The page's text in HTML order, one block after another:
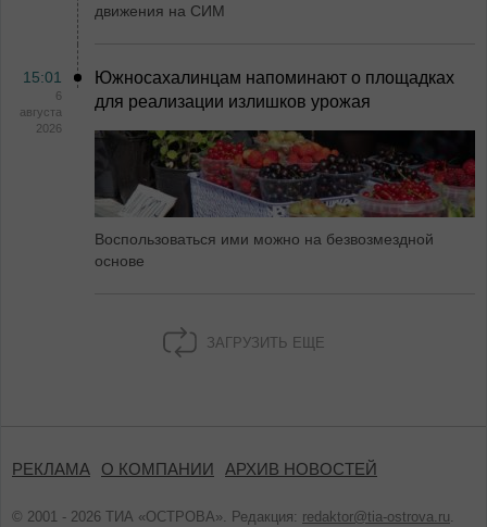
движения на СИМ
15:01
6
августа
2026
Южносахалинцам напоминают о площадках
для реализации излишков урожая
Воспользоваться ими можно на безвозмездной
основе
ЗАГРУЗИТЬ ЕЩЕ
РЕКЛАМА О КОМПАНИИ АРХИВ НОВОСТЕЙ
© 2001 - 2026 ТИА «ОСТРОВА». Редакция: redaktor@tia-ostrova.ru